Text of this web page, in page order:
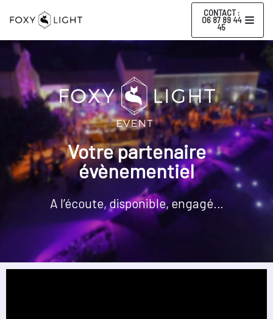
au
contenu
CONTACT :
06 87 89 44
45
Votre partenaire
évènementiel
A l’écoute, disponible, engagé…